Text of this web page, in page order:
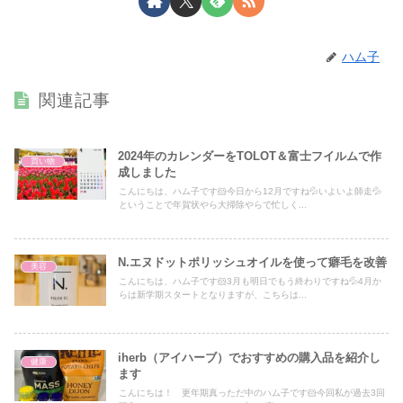
ハム子
関連記事
買い物
2024年のカレンダーをTOLOT＆富士フイルムで作
成しました
こんにちは、ハム子です🐹今日から12月ですね💦いよいよ師走💦
ということで年賀状やら大掃除やらで忙しく...
美容 N.エヌドットポリッシュオイルを使って癖毛を改善
こんにちは、ハム子です🐹3月も明日でもう終わりですね💦4月か
らは新学期スタートとなりますが、こちらは...
健康
iherb（アイハーブ）でおすすめの購入品を紹介し
ます
こんにちは！ 更年期真っただ中のハム子です🐹今回私が過去3回